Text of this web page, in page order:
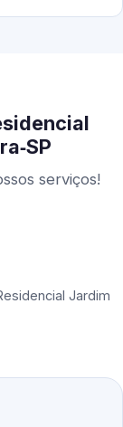
serviços!
Jardim